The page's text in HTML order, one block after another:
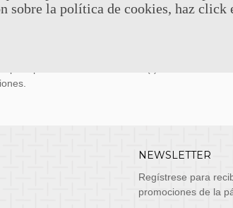
de lunes a viernes no festivos, si
NEWSLETTER
Regístrese para
promociones de la
sobre la política de cookies, haz click